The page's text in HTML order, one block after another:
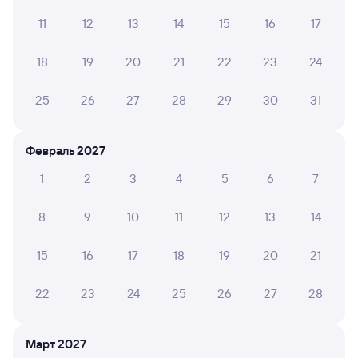
6 причин купить ж/д билеты
Онлайн-покупка за 4 минуты
Онлайн-возврат билетов без очереди в кассу
Подробные ответы на вопросы о поездке или
8 СВЕТЛАНА М.
Вся поездка была лёгкой, персонал в нашем 25 вагоне
наличии
11 12 13 14 15 16 17
18 19 20 21 22 23 24
25 26 27 28 29 30 31
Февраль 2027
1
2 3 4 5 6 7
8 9 10 11 12 13 14
15 16 17 18 19 20 21
22 23 24 25 26 27 28
Март 2027